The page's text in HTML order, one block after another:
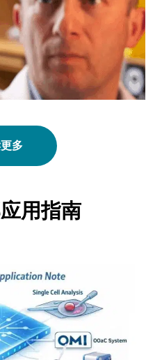
多
用指南